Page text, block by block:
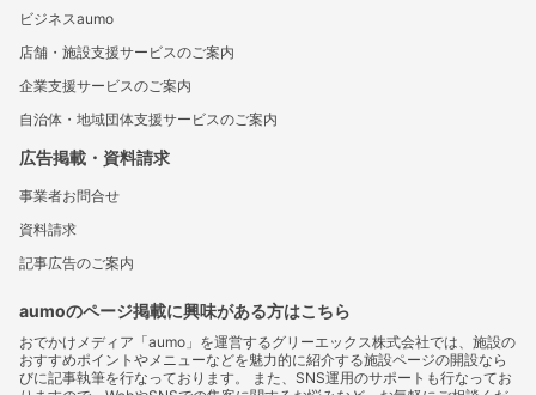
ビジネスaumo
店舗・施設支援サービスのご案内
企業支援サービスのご案内
自治体・地域団体支援サービスのご案内
広告掲載・資料請求
事業者お問合せ
資料請求
記事広告のご案内
aumoのページ掲載に興味がある方はこちら
おでかけメディア「aumo」を運営するグリーエックス株式会社では、施設の
おすすめポイントやメニューなどを魅力的に紹介する施設ページの開設なら
びに記事執筆を行なっております。 また、SNS運用のサポートも行なってお